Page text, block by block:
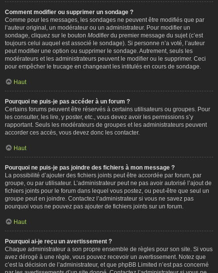
Comment modifier ou supprimer un sondage ?
Comme pour les messages, les sondages ne peuvent être modifiés que par
l’auteur original, un modérateur ou un administrateur. Pour modifier un
sondage, cliquez sur le bouton Modifierdu premier message du sujet (c’est
toujours celui auquel est associé le sondage). Si personne n’a voté, l’auteur
peut modifier une option ou supprimer le sondage. Autrement, seuls les
modérateurs et les administrateurs peuvent le modifier ou le supprimer. Ceci
pour empêcher le trucage en changeant les intitulés en cours de sondage.
Haut
Pourquoi ne puis-je pas accéder à un forum ?
Certains forums peuvent être réservés à certains utilisateurs ou groupes. Pour
les consulter, les lire, y poster, etc., vous devez avoir les permissions s’y
rapportant. Seuls les modérateurs de groupes et les administrateurs peuvent
accorder ces accès, vous devez donc les contacter.
Haut
Pourquoi ne puis-je pas joindre des fichiers à mon message ?
La possibilité d’ajouter des fichiers joints peut être accordée par forum, par
groupe, ou par utilisateur. L’administrateur peut ne pas avoir autorisé l’ajout de
fichiers joints pour le forum dans lequel vous postez, ou peut-être que seul un
groupe peut en joindre. Contactez l’administrateur si vous ne savez pas
pourquoi vous ne pouvez pas ajouter de fichiers joints sur un forum.
Haut
Pourquoi ai-je reçu un avertissement ?
Chaque administrateur a son propre ensemble de règles pour son site. Si vous
avez dérogé à une règle, vous pouvez recevoir un avertissement. Notez que
c’est la décision de l’administrateur, et que phpBB Limited n’est pas concerné